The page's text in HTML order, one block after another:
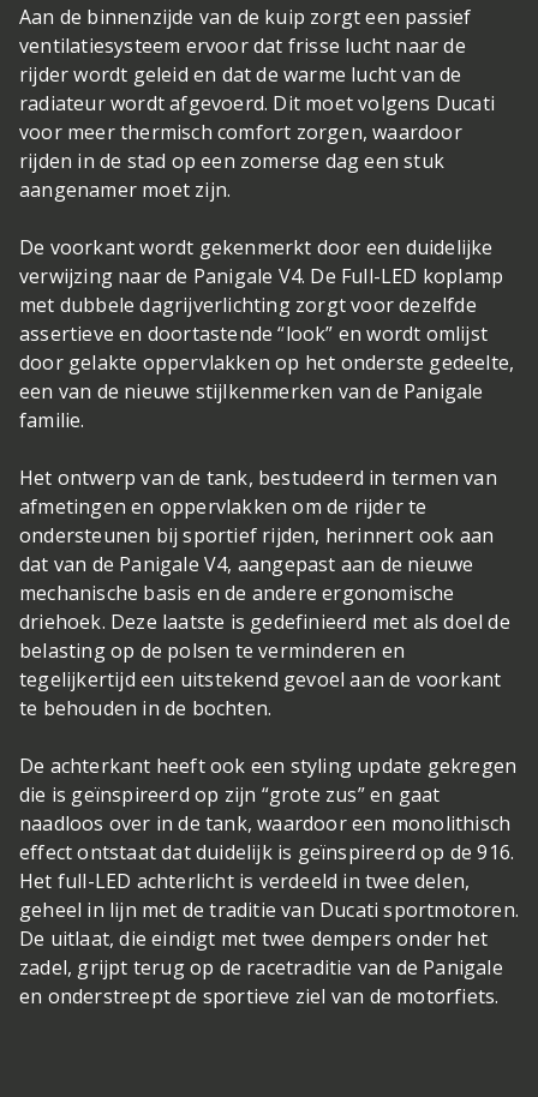
Aan de binnenzijde van de kuip zorgt een passief
ventilatiesysteem ervoor dat frisse lucht naar de
rijder wordt geleid en dat de warme lucht van de
radiateur wordt afgevoerd. Dit moet volgens Ducati
voor meer thermisch comfort zorgen, waardoor
rijden in de stad op een zomerse dag een stuk
aangenamer moet zijn.
De voorkant wordt gekenmerkt door een duidelijke
verwijzing naar de Panigale V4. De Full-LED koplamp
met dubbele dagrijverlichting zorgt voor dezelfde
assertieve en doortastende “look” en wordt omlijst
door gelakte oppervlakken op het onderste gedeelte,
een van de nieuwe stijlkenmerken van de Panigale
familie.
Het ontwerp van de tank, bestudeerd in termen van
afmetingen en oppervlakken om de rijder te
ondersteunen bij sportief rijden, herinnert ook aan
dat van de Panigale V4, aangepast aan de nieuwe
mechanische basis en de andere ergonomische
driehoek. Deze laatste is gedefinieerd met als doel de
belasting op de polsen te verminderen en
tegelijkertijd een uitstekend gevoel aan de voorkant
te behouden in de bochten.
De achterkant heeft ook een styling update gekregen
die is geïnspireerd op zijn “grote zus” en gaat
naadloos over in de tank, waardoor een monolithisch
effect ontstaat dat duidelijk is geïnspireerd op de 916.
Het full-LED achterlicht is verdeeld in twee delen,
geheel in lijn met de traditie van Ducati sportmotoren.
De uitlaat, die eindigt met twee dempers onder het
zadel, grijpt terug op de racetraditie van de Panigale
en onderstreept de sportieve ziel van de motorfiets.